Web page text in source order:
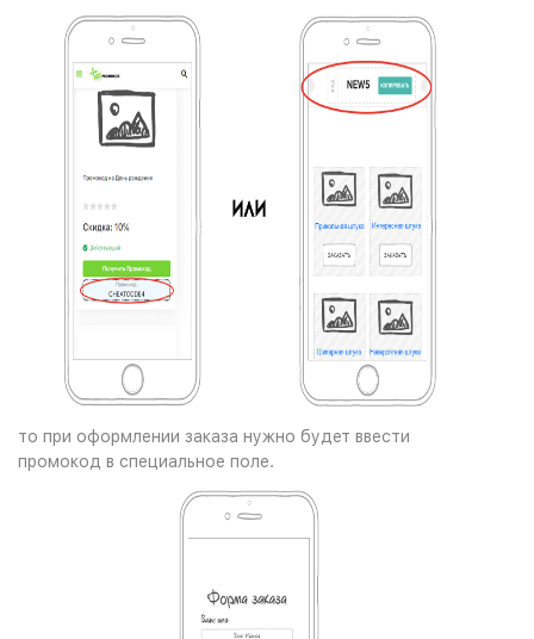
то при оформлении заказа нужно будет ввести
промокод в специальное поле.